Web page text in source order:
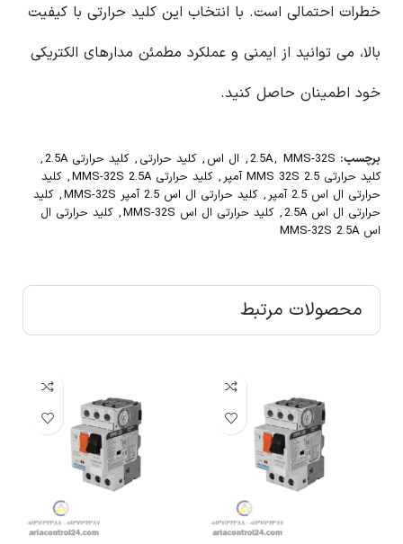
خطرات احتمالی است. با انتخاب این کلید حرارتی با کیفیت
بالا، می توانید از ایمنی و عملکرد مطمئن مدارهای الکتریکی
خود اطمینان حاصل کنید.
برچسب: 2.5A, MMS-32S
, ال اس , کلید حرارتی , کلید حرارتی 2.5A
,
کلید حرارتی MMS 32S 2.5 آمپر
, کلید حرارتی MMS-32S 2.5A , کلید
حرارتی ال اس 2.5 آمپر
, کلید حرارتی ال اس 2.5 آمپر MMS-32S , کلید
حرارتی ال اس 2.5A
, کلید حرارتی ال اس MMS-32S , کلید حرارتی ال
اس MMS-32S 2.5A
محصولات مرتبط